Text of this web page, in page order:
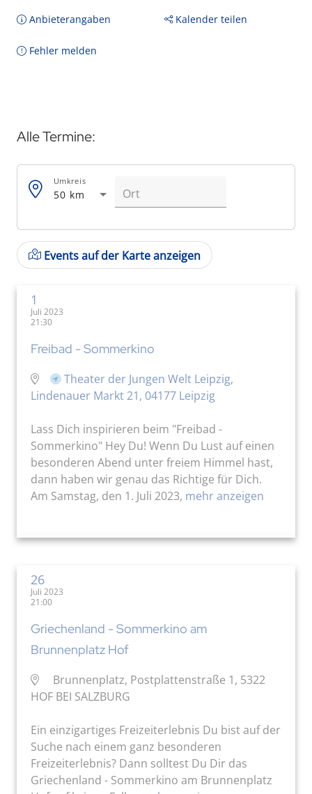
Anbieterangaben Kalender teilen
Fehler melden
Alle Termine:
50 km
Umkreis
Events auf der Karte anzeigen
1
Juli 2023
21:30
Freibad - Sommerkino
Theater der Jungen Welt Leipzig,
Lindenauer Markt 21, 04177 Leipzig
Lass Dich inspirieren beim "Freibad -
Sommerkino" Hey Du! Wenn Du Lust auf einen
besonderen Abend unter freiem Himmel hast,
dann haben wir genau das Richtige für Dich.
Am Samstag, den 1. Juli 2023, mehr anzeigen
26
Juli 2023
21:00
Griechenland - Sommerkino am
Brunnenplatz Hof
Brunnenplatz, Postplattenstraße 1, 5322
HOF BEI SALZBURG
Ein einzigartiges Freizeiterlebnis Du bist auf der
Suche nach einem ganz besonderen
Freizeiterlebnis? Dann solltest Du Dir das
Griechenland - Sommerkino am Brunnenplatz